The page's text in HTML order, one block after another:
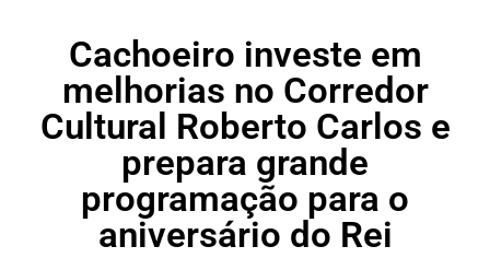
Cachoeiro investe em
melhorias no Corredor
Cultural Roberto Carlos e
prepara grande
programação para o
aniversário do Rei